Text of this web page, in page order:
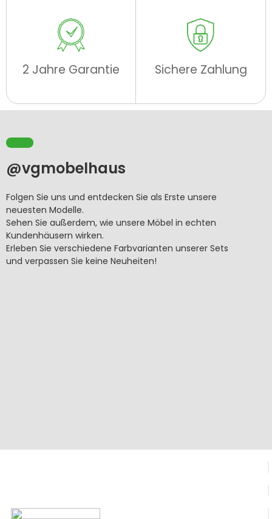
2 Jahre Garantie Sichere Zahlung
@vgmobelhaus
Folgen Sie uns und entdecken Sie als Erste unsere
neuesten Modelle.
Sehen Sie außerdem, wie unsere Möbel in echten
Kundenhäusern wirken.
Erleben Sie verschiedene Farbvarianten unserer Sets
und verpassen Sie keine Neuheiten!